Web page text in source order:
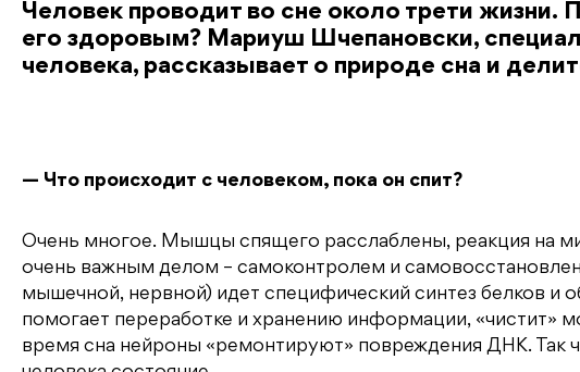
Человек проводит во сне около трети жизни.
его здоровым? Мариуш Шчепановски,
человека, рассказывает о природе сна и
— Что происходит с человеком, пока он спит?
Очень многое. Мышцы спящего расслаблены, реакция на
очень важным делом – самоконтролем и
мышечной, нервной) идет специфический синтез белков и
помогает переработке и хранению информации, «чистит»
время сна нейроны «ремонтируют» повреждения ДНК. Так